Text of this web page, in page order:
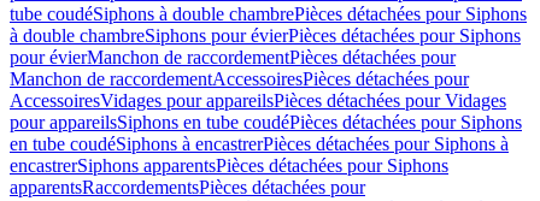
tube coudéSiphons à double chambrePièces détachées pour Siphons
à double chambreSiphons pour évierPièces détachées pour Siphons
pour évierManchon de raccordementPièces détachées pour
Manchon de raccordementAccessoiresPièces détachées pour
AccessoiresVidages pour appareilsPièces détachées pour Vidages
pour appareilsSiphons en tube coudéPièces détachées pour Siphons
en tube coudéSiphons à encastrerPièces détachées pour Siphons à
encastrerSiphons apparentsPièces détachées pour Siphons
apparentsRaccordementsPièces détachées pour